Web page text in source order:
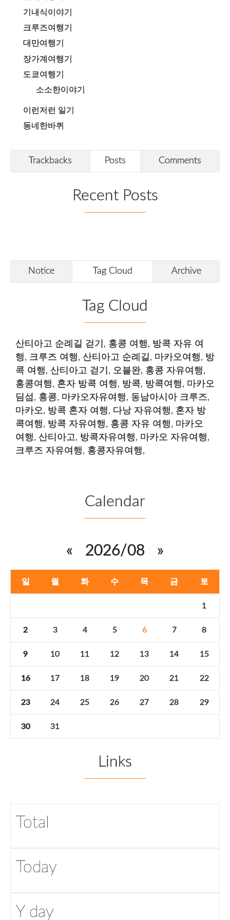
기내식이야기
크루즈여행기
대만여행기
장가계여행기
도쿄여행기
소소한이야기
이런저런 일기
동네한바퀴
Trackbacks Posts Comments
Recent Posts
Notice Tag Cloud Archive
Tag Cloud
산티아고 순례길 걷기 , 홍콩 여행, 방콕 자유 여
행, 크루즈 여행, 산티아고 순례길, 마카오여행, 방
콕 여행, 산티아고 걷기 , 오블완, 홍콩 자유여행,
홍콩여행, 혼자 방콕 여행, 방콕, 방콕여행, 마카오
딤섬, 홍콩, 마카오자유여행, 동남아시아 크루즈,
마카오, 방콕 혼자 여행, 다낭 자유여행, 혼자 방
콕여행, 방콕 자유여행, 홍콩 자유 여행, 마카오
여행, 산티아고, 방콕자유여행, 마카오 자유여행,
크루즈 자유여행, 홍콩자유여행,
Calendar
« 2026/08 »
일 월 화 수 목 금 토
1
2 3 4 5 6 7 8
9 10 11 12 13 14 15
16 17 18 19 20 21 22
23 24 25 26 27 28 29
30 31
Links
Total
Today
Y day